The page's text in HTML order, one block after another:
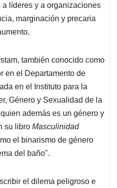
líderes y a organizaciones
marginación y precaria
también conocido como
en el Departamento de
en el Instituto para la
Género y Sexualidad de la
además es un género y
su libro Masculinidad
el binarismo de género
del baño".
el dilema peligroso e